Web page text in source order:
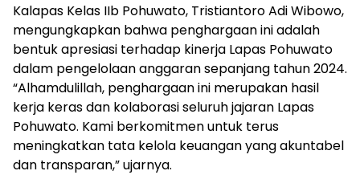
Kalapas Kelas IIb Pohuwato, Tristiantoro Adi Wibowo,
mengungkapkan bahwa penghargaan ini adalah
bentuk apresiasi terhadap kinerja Lapas Pohuwato
dalam pengelolaan anggaran sepanjang tahun 2024.
“Alhamdulillah, penghargaan ini merupakan hasil
kerja keras dan kolaborasi seluruh jajaran Lapas
Pohuwato. Kami berkomitmen untuk terus
meningkatkan tata kelola keuangan yang akuntabel
dan transparan,” ujarnya.